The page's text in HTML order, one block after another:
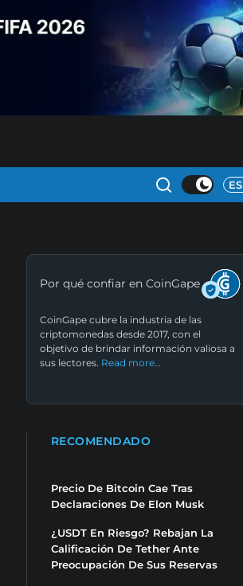
ES
Por qué confiar en CoinGape
CoinGape cubre la industria de las
criptomonedas desde 2017, con el
objetivo de brindar información valiosa a
sus lectores. Read more…
RECOMENDADO
Precio De Bitcoin Cae Tras
Declaraciones De Elon Musk
¿USDT En Riesgo? Rebajan La
Calificación De Tether Ante
Preocupación De Sus Reservas